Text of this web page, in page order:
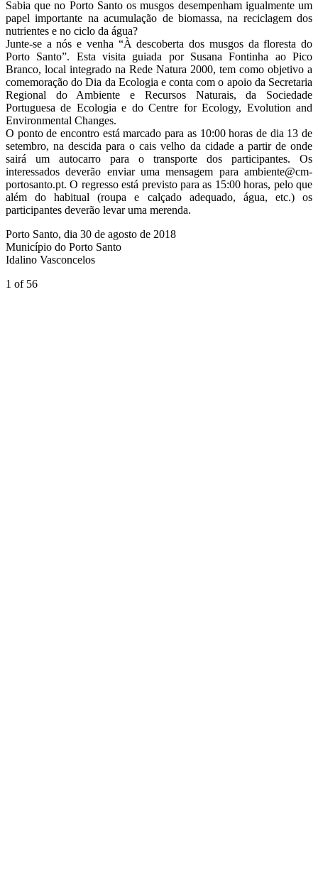
Sabia que no Porto Santo os musgos desempenham igualmente um
papel importante na acumulação de biomassa, na reciclagem dos
nutrientes e no ciclo da água?
Junte-se a nós e venha “À descoberta dos musgos da floresta do
Porto Santo”. Esta visita guiada por Susana Fontinha ao Pico
Branco, local integrado na Rede Natura 2000, tem como objetivo a
comemoração do Dia da Ecologia e conta com o apoio da Secretaria
Regional do Ambiente e Recursos Naturais, da Sociedade
Portuguesa de Ecologia e do Centre for Ecology, Evolution and
Environmental Changes.
O ponto de encontro está marcado para as 10:00 horas de dia 13 de
setembro, na descida para o cais velho da cidade a partir de onde
sairá um autocarro para o transporte dos participantes. Os
interessados deverão enviar uma mensagem para ambiente@cm-
portosanto.pt. O regresso está previsto para as 15:00 horas, pelo que
além do habitual (roupa e calçado adequado, água, etc.) os
participantes deverão levar uma merenda.
Porto Santo, dia 30 de agosto de 2018
Município do Porto Santo
Idalino Vasconcelos
1 of 56